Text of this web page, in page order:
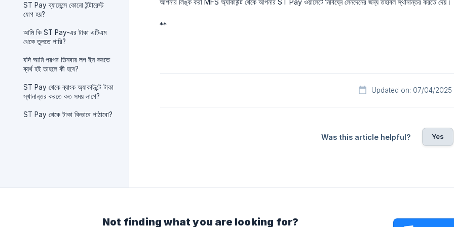
ST Pay ব্যালেন্সে কোনো ইন্টারেস্ট
যোগ হয়?
আমি কি ST Pay-এর টাকা এটিএম
থেকে তুলতে পারি?
যদি আমি পরপর তিনবার লগ ইন করতে
ব্যর্থ হই তাহলে কী হবে?
ST Pay থেকে ব্যাংক অ্যাকাউন্টে টাকা
স্থানান্তর করতে কত সময় লাগে?
ST Pay থেকে টাকা কিভাবে পাঠাবো?
আপনার লিঙ্ক করা MFS অ্যাকাউন্ট থেকে আপনার ST Pay ওয়ালেটে নির্বিঘ্নে লেনদেনের জন্য তহবিল স্থানান্তর করতে দেয়।
**
Updated on: 07/04/2025
Was this article helpful? Yes
Not finding what you are looking for?